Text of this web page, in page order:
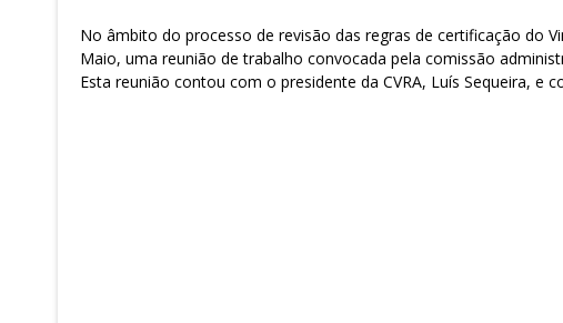
No âmbito do processo de revisão das regras de certificação do
Maio, uma reunião de trabalho convocada pela comissão
Esta reunião contou com o presidente da CVRA, Luís Sequeira,